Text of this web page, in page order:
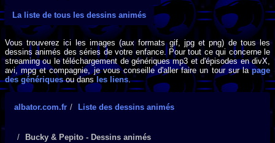
La liste de tous les dessins animés
Vous trouverez ici les images (aux formats gif, jpg et png) de tous les
dessins animés des séries de votre enfance. Pour tout ce qui concerne le
streaming ou le téléchargement de génériques mp3 et d'épisodes en divX,
avi, mpg et compagnie, je vous conseille d'aller faire un tour sur lapage
des génériquesou dans les liens.
albator.com.fr Liste des dessins animés
Bucky & Pepito - Dessins animés